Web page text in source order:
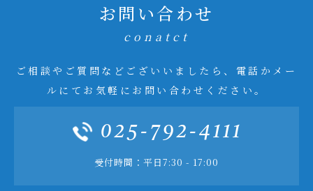
お問い合わせ
conatct
ご相談やご質問などございいましたら、電話かメー
ルにてお気軽にお問い合わせください。
025-792-4111
受付時間：平日7:30 - 17:00